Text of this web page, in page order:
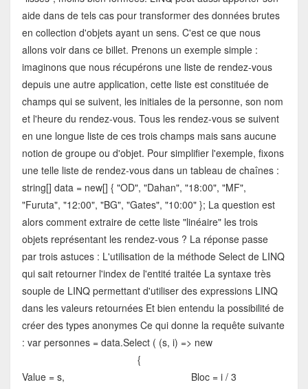
aide dans de tels cas pour transformer des données brutes
en collection d'objets ayant un sens. C'est ce que nous
allons voir dans ce billet. Prenons un exemple simple :
imaginons que nous récupérons une liste de rendez-vous
depuis une autre application, cette liste est constituée de
champs qui se suivent, les initiales de la personne, son nom
et l'heure du rendez-vous. Tous les rendez-vous se suivent
en une longue liste de ces trois champs mais sans aucune
notion de groupe ou d'objet. Pour simplifier l'exemple, fixons
une telle liste de rendez-vous dans un tableau de chaînes :
string[] data = new[] { "OD", "Dahan", "18:00", "MF",
"Furuta", "12:00", "BG", "Gates", "10:00" }; La question est
alors comment extraire de cette liste "linéaire" les trois
objets représentant les rendez-vous ? La réponse passe
par trois astuces : L'utilisation de la méthode Select de LINQ
qui sait retourner l'index de l'entité traitée La syntaxe très
souple de LINQ permettant d'utiliser des expressions LINQ
dans les valeurs retournées Et bien entendu la possibilité de
créer des types anonymes Ce qui donne la requête suivante
: var personnes = data.Select ( (s, i) => new
{
Value = s, Bloc = i / 3